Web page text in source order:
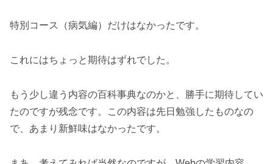
特別コース（病気編）だけはなかったです。
これにはちょっと期待はずれでした。
もう少し違う内容の百科事典なのかと、勝手に期待してい
たのですが残念です。この内容は先日勉強したものなの
で、あまり新鮮味はなかったです。